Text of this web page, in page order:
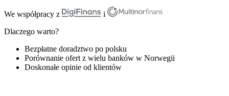
We współpracy z
i
Dlaczego warto?
Bezpłatne doradztwo po polsku
Porównanie ofert z wielu banków w Norwegii
Doskonałe opinie od klientów